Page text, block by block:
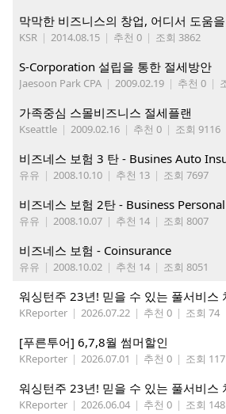
막막한 비즈니스의 창업, 어디서 도움
KSR | 2014.08.15 | 추천 0 | 조회 3862
S-Corporation 설립을 통한 절세방안
Jaesoon Park CPA | 2009.02.19 | 추천 0 |
가족중심 스몰비즈니스 절세플랜
Kseattle | 2009.02.16 | 추천 0 | 조회 9116
비즈네스 보험 3 탄 - Busines Auto
유유 | 2008.10.10 | 추천 13 | 조회 7697
비즈네스 보험 2탄 - Business
유유 | 2008.10.07 | 추천 14 | 조회 8007
비즈네스 보험 - Coinsurance
유유 | 2008.10.02 | 추천 14 | 조회 8051
워싱턴주 23년! 믿을 수 있는 풀서비스
KReporter | 2026.07.22 | 추천 0 | 조회 74
[푸른투어] 6,7,8월 썸머할인
KReporter | 2026.07.01 | 추천 0 | 조회 117
워싱턴주 23년! 믿을 수 있는 풀서비스
KReporter | 2026.06.04 | 추천 0 | 조회 148